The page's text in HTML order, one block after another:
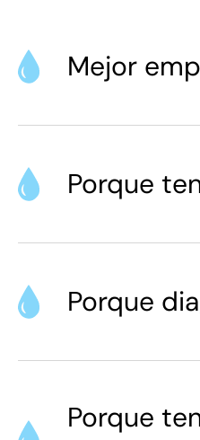
Mejor
Porque
Porque
Porque